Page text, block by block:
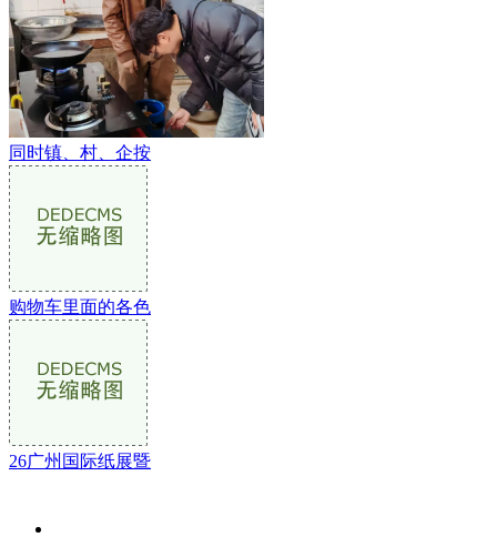
同时镇、村、企按
购物车里面的各色
26广州国际纸展暨